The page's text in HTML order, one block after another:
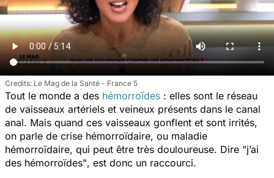
Le Mag de la Santé - France 5
Tout le monde a des hémorroïdes : elles sont le réseau
de vaisseaux artériels et veineux présents dans le canal
anal. Mais quand ces vaisseaux gonflent et sont irrités,
on parle de crise hémorroïdaire, ou maladie
hémorroïdaire, qui peut être très douloureuse. Dire "j’ai
des hémorroïdes", est donc un raccourci.